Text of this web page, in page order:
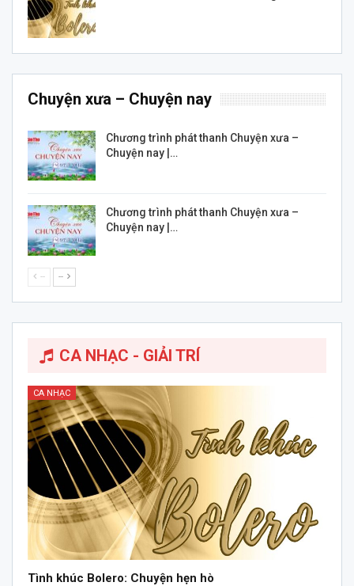
Chuyện xưa – Chuyện nay
Chương trình phát thanh Chuyện xưa –
Chuyện nay |…
Chương trình phát thanh Chuyện xưa –
Chuyện nay |…
-- --
CA NHẠC - GIẢI TRÍ
CA NHẠC
Tình khúc Bolero: Chuyện hẹn hò